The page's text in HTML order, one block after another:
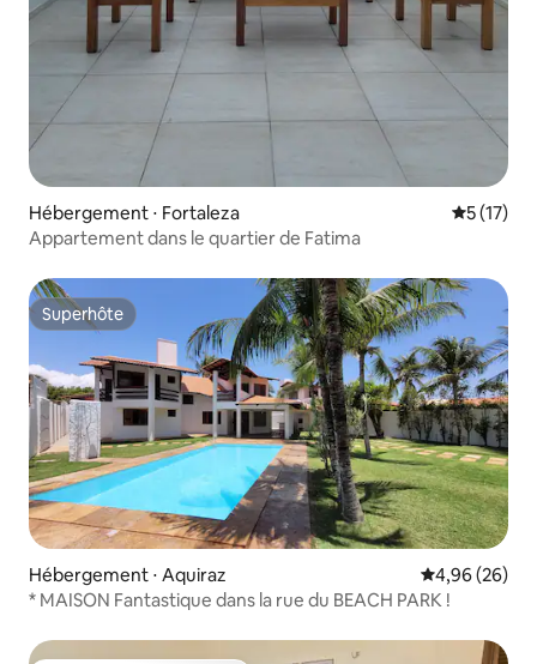
Hébergement ⋅ Fortaleza
5 (17)
Appartement dans le quartier de Fatima
Superhôte
Superhôte
Hébergement ⋅ Aquiraz Évaluation
4,96 (26)
* MAISON Fantastique dans la rue du BEACH PARK !